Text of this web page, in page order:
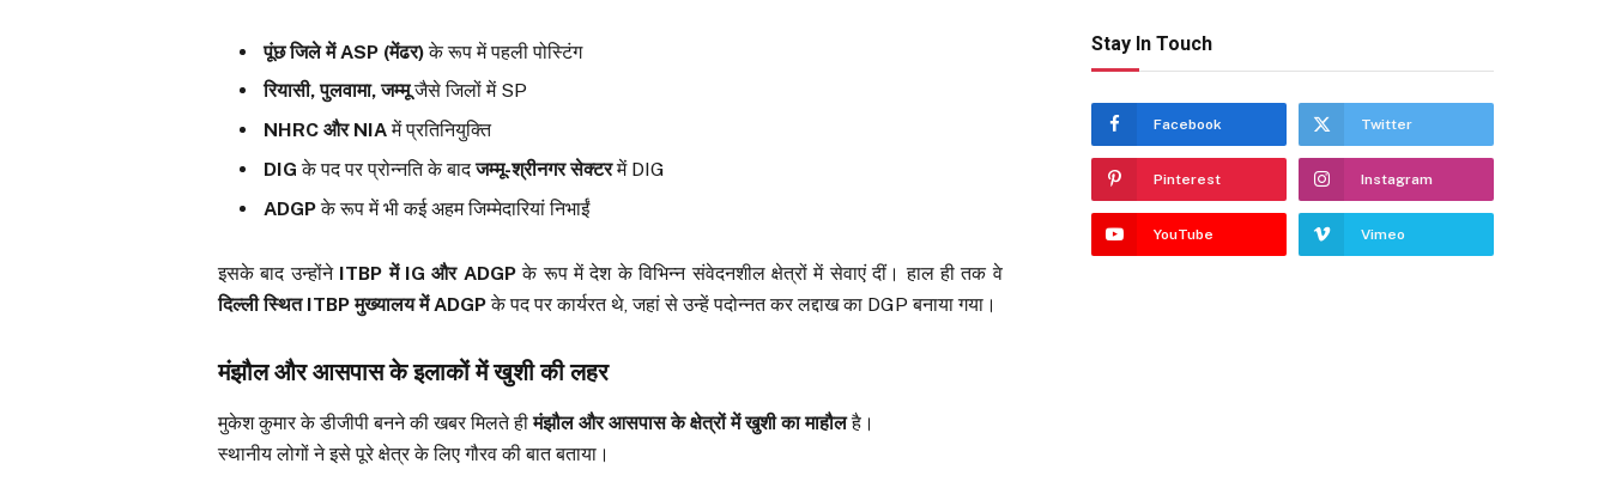
पूंछ जिले में ASP (मेंढर)के रूप में पहली पोस्टिंग
रियासी, पुलवामा, जम्मूजैसे जिलों में SP
NHRC और NIAमें प्रतिनियुक्ति
DIG के पद पर प्रोन्नति के बादजम्मू-श्रीनगर सेक्टरमें DIG
ADGPके रूप में भी कई अहम जिम्मेदारियां निभाईं
इसके बाद उन्होंने ITBP में IG और ADGPके रूप में देश के विभिन्न संवेदनशील क्षेत्रों में सेवाएं दीं। हाल ही तक वे
दिल्ली स्थित ITBP मुख्यालय में ADGPके पद पर कार्यरत थे, जहां से उन्हें पदोन्नत कर लद्दाख का DGP बनाया गया।
मंझौल और आसपास के इलाकों में खुशी की लहर
मुकेश कुमार के डीजीपी बनने की खबर मिलते हीमंझौल और आसपास के क्षेत्रों में खुशी का माहौलहै।
स्थानीय लोगों ने इसे पूरे क्षेत्र के लिए गौरव की बात बताया।
Stay In Touch
Facebook Twitter
Pinterest Instagram
YouTube Vimeo